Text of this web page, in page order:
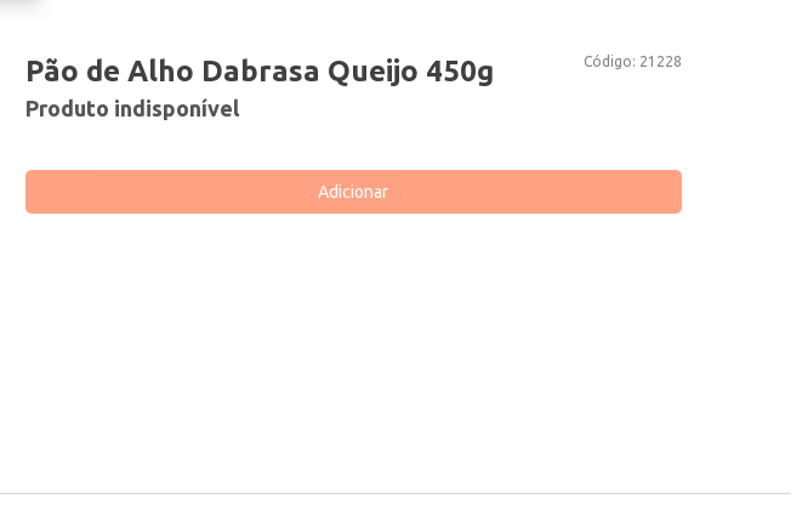
Código: 21228
Pão de Alho Dabrasa Queijo 450g
Produto indisponível
Adicionar